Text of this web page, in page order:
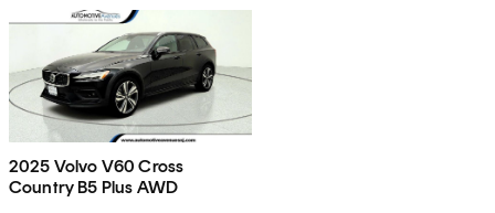
2025 Volvo V60 Cross
Country B5 Plus AWD